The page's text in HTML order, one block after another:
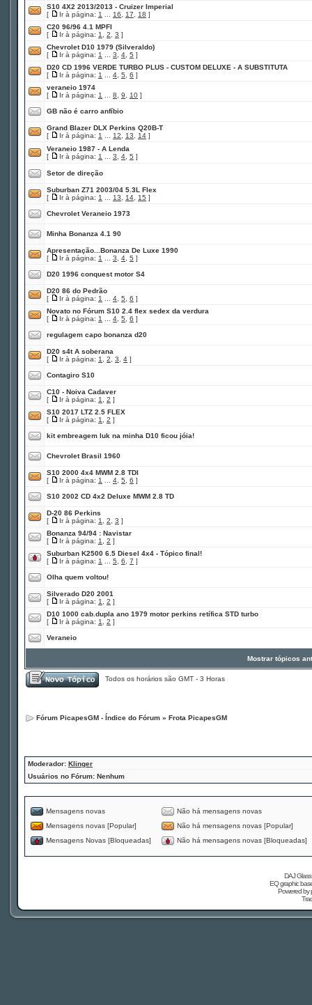
S10 4X2 2013/2013 - Cruizer Imperial
[
Ir à página: 1 16 17 18 ]
C20 96/96 4.1 MPFI
[
Ir à página: 1 2 3 ]
Chevrolet D10 1979 (Silveraldo)
[
Ir à página: 1 3 4 5 ]
D20 CD 1996 VERDE TURBO PLUS - CUSTOM DELUXE - A SUBSTITUTA
[
Ir à página: 1 4 5 6 ]
veraneio 1974
[
Ir à página: 1 8 9 10 ]
GB não é carro anfíbio
Grand Blazer DLX Perkins Q20B-T
[
Ir à página: 1 12 13 14 ]
Veraneio 1987 - A Lenda
[
Ir à página: 1 3 4 5 ]
Setor de direção
Suburban Z71 2003/04 5.3L Flex
[
Ir à página: 1 13 14 15 ]
Chevrolet Veraneio 1973
Minha Bonanza 4.1 90
Apresentação...Bonanza De Luxe 1990
[
Ir à página: 1 3 4 5 ]
D20 1996 conquest motor S4
D20 86 do Pedrão
[
Ir à página: 1 4 5 6 ]
Novato no Fórum S10 2.4 flex sedex da verdura
[
Ir à página: 1 4 5 6 ]
regulagem capo bonanza d20
D20 s4t A soberana
[
Ir à página: 1 2 3 4 ]
Contagiro S10
C10 - Noiva Cadaver
[
Ir à página: 1 2 ]
S10 2017 LTZ 2.5 FLEX
[
Ir à página: 1 2 ]
kit embreagem luk na minha D10 ficou jóia!
Chevrolet Brasil 1960
S10 2000 4x4 MWM 2.8 TDI
[
Ir à página: 1 4 5 6 ]
S10 2002 CD 4x2 Deluxe MWM 2.8 TD
D-20 86 Perkins
[
Ir à página: 1 2 3 ]
Bonanza 94/94 : Navistar
[
Ir à página: 1 2 ]
Suburban K2500 6.5 Diesel 4x4 - Tópico final!
[
Ir à página: 1 5 6 7 ]
Olha quem voltou!
Silverado D20 2001
[
Ir à página: 1 2 ]
D10 1000 cab.dupla ano 1979 motor perkins retífica STD turbo
[
Ir à página: 1 2 ]
Veraneio
Mostrar tópicos
Todos os horários são GMT - 3 Horas
Fórum PicapesGM - Índice do Fórum » Frota PicapesGM
Moderador: Klinger
Usuários no Fórum: Nenhum
Mensagens novas
Não há mensagens novas
Mensagens novas [Popular]
Não há mensagens novas [Popular]
Mensagens Novas [Bloqueadas]
Não há mensagens novas [Bloqueadas]
DAJ
EQ graphic
Powered by